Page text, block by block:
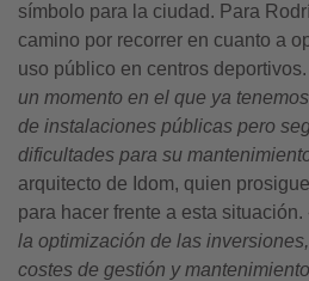
símbolo para la ciudad. Para
camino por recorrer en cuanto a
uso público en centros deportivos.
un momento en el que ya
de instalaciones públicas pero
dificultades para su
arquitecto de Idom, quien
para hacer frente a esta situación.
la optimización de las
costes de gestión y